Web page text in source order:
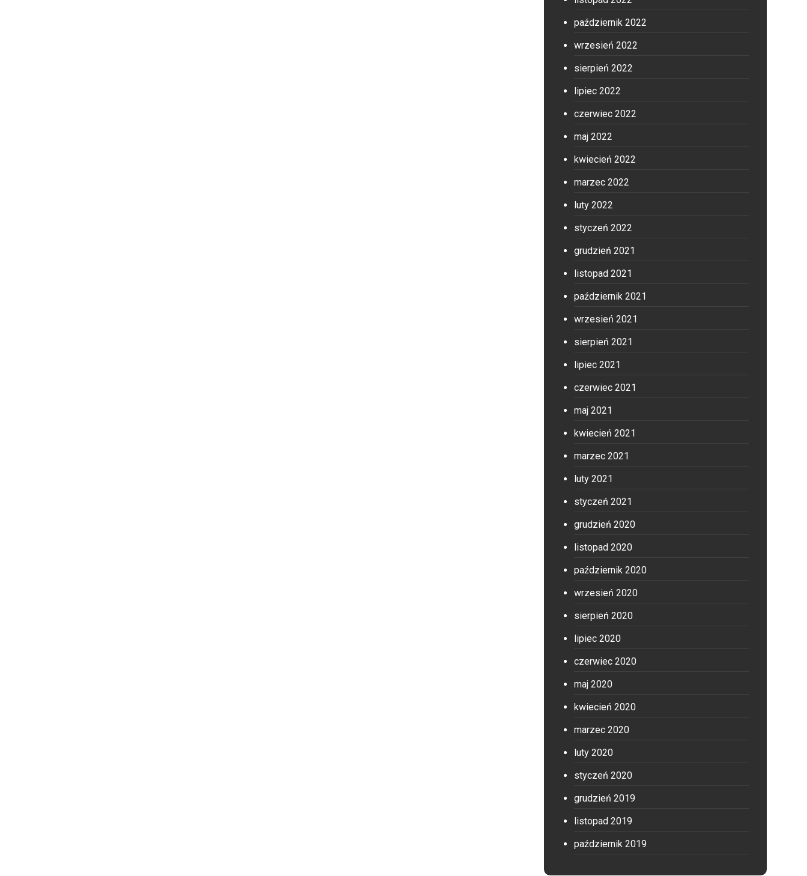
październik 2022
wrzesień 2022
sierpień 2022
lipiec 2022
czerwiec 2022
maj 2022
kwiecień 2022
marzec 2022
luty 2022
styczeń 2022
grudzień 2021
listopad 2021
październik 2021
wrzesień 2021
sierpień 2021
lipiec 2021
czerwiec 2021
maj 2021
kwiecień 2021
marzec 2021
luty 2021
styczeń 2021
grudzień 2020
listopad 2020
październik 2020
wrzesień 2020
sierpień 2020
lipiec 2020
czerwiec 2020
maj 2020
kwiecień 2020
marzec 2020
luty 2020
styczeń 2020
grudzień 2019
listopad 2019
październik 2019